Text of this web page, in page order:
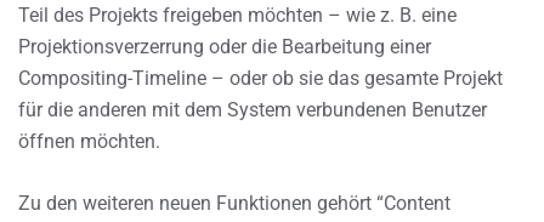
Teil des Projekts freigeben möchten – wie z. B. eine
Projektionsverzerrung oder die Bearbeitung einer
Compositing-Timeline – oder ob sie das gesamte Projekt
für die anderen mit dem System verbundenen Benutzer
öffnen möchten.
Zu den weiteren neuen Funktionen gehört “Content